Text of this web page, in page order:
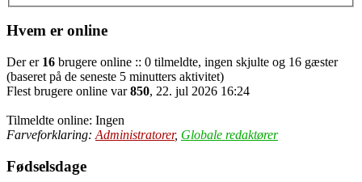
Hvem er online
Der er 16 brugere online :: 0 tilmeldte, ingen skjulte og 16 gæster
(baseret på de seneste 5 minutters aktivitet)
Flest brugere online var850, 22. jul 2026 16:24
Tilmeldte online: Ingen
Farveforklaring: Administratorer, Globale redaktører
Fødselsdage